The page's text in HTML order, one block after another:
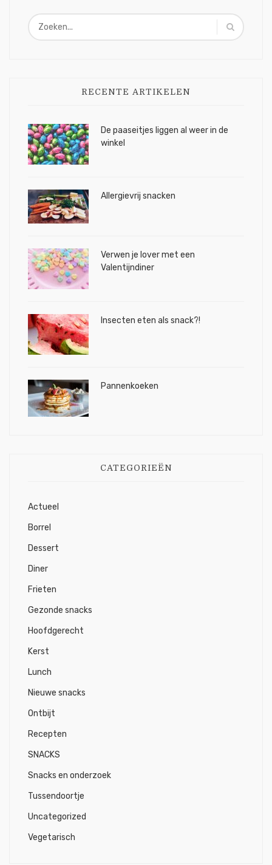
RECENTE ARTIKELEN
De paaseitjes liggen al weer in de
winkel
Allergievrij snacken
Verwen je lover met een
Valentijndiner
Insecten eten als snack?!
Pannenkoeken
CATEGORIEËN
Actueel
Borrel
Dessert
Diner
Frieten
Gezonde snacks
Hoofdgerecht
Kerst
Lunch
Nieuwe snacks
Ontbijt
Recepten
SNACKS
Snacks en onderzoek
Tussendoortje
Uncategorized
Vegetarisch